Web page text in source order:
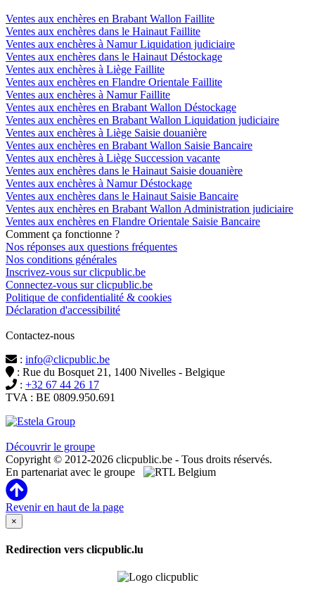
Ventes aux enchères en Brabant Wallon Faillite
Ventes aux enchères dans le Hainaut Faillite
Ventes aux enchères à Namur Liquidation judiciaire
Ventes aux enchères dans le Hainaut Déstockage
Ventes aux enchères à Liège Faillite
Ventes aux enchères en Flandre Orientale Faillite
Ventes aux enchères à Namur Faillite
Ventes aux enchères en Brabant Wallon Déstockage
Ventes aux enchères en Brabant Wallon Liquidation judiciaire
Ventes aux enchères à Liège Saisie douanière
Ventes aux enchères en Brabant Wallon Saisie Bancaire
Ventes aux enchères à Liège Succession vacante
Ventes aux enchères dans le Hainaut Saisie douanière
Ventes aux enchères à Namur Déstockage
Ventes aux enchères dans le Hainaut Saisie Bancaire
Ventes aux enchères en Brabant Wallon Administration judiciaire
Ventes aux enchères en Flandre Orientale Saisie Bancaire
Comment ça fonctionne ?
Nos réponses aux questions fréquentes
Nos conditions générales
Inscrivez-vous sur clicpublic.be
Connectez-vous sur clicpublic.be
Politique de confidentialité & cookies
Déclaration d'accessibilité
Contactez-nous
: info@clicpublic.be
: Rue du Bosquet 21, 1400 Nivelles - Belgique
: +32 67 44 26 17
TVA : BE 0809.950.691
Découvrir le groupe
Copyright © 2012-2026 clicpublic.be - Tous droits réservés.
En partenariat avec le groupe
Revenir en haut de la page
×
Redirection vers clicpublic.lu